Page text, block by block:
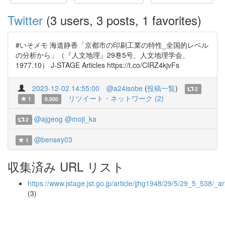
Twitter (3 users, 3 posts, 1 favorites)
#いそメモ 海道静香「京都市の印刷工業の特性_全国的レベル
の分析から」（『人文地理』29巻5号、人文地理学会、
1977.10） J-STAGE Articles https://t.co/CIRZ4kjvFs
2023-12-02 14:55:00 @a24isobe (投稿一覧)
2
1
0.000 リツイート・ネットワーク (2)
2 @ajgeog @moji_ka
1 @bensey03
収集済み URL リスト
https://www.jstage.jst.go.jp/article/jjhg1948/29/5/29_5_538/
(3)